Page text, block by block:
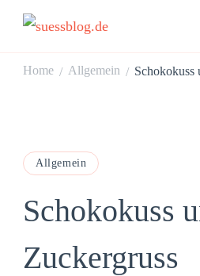
Home / Allgemein / Schokokuss
Allgemein
Schokokuss
Zuckergruss